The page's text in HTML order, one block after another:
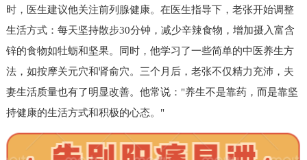
时，医生建议他关注前列腺健康。在医生指导下，老张开始调整
生活方式：每天坚持散步30分钟，减少辛辣食物，增加摄入富含
锌的食物如牡蛎和坚果。同时，他学习了一些简单的中医养生方
法，如按摩关元穴和肾俞穴。三个月后，老张不仅精力充沛，夫
妻生活质量也有了明显改善。他常说："养生不是靠药，而是靠坚
持健康的生活方式和积极的心态。"